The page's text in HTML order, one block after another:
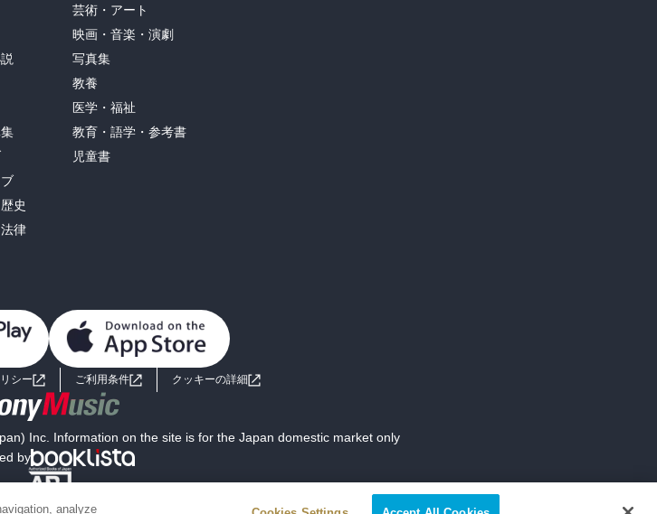
史
律
芸術・アート
映画・音楽・演劇
写真集
教養
医学・福祉
教育・語学・参考書
児童書
シー ご利用条件 クッキーの詳細
Inc. Information on the site is for the Japan domestic market only
by
analyze